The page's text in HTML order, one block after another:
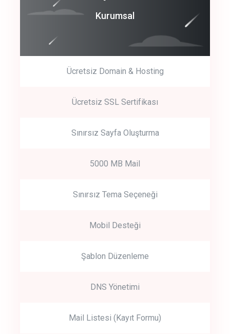
Get Started
Start by trying our service for 30 days free trial no credit card
Kurumsal
Ücretsiz Domain & Hosting
Ücretsiz SSL Sertifikası
Sınırsız Sayfa Oluşturma
5000 MB Mail
Sınırsız Tema Seçeneği
Mobil Desteği
Şablon Düzenleme
DNS Yönetimi
Mail Listesi (Kayıt Formu)
Coroprate